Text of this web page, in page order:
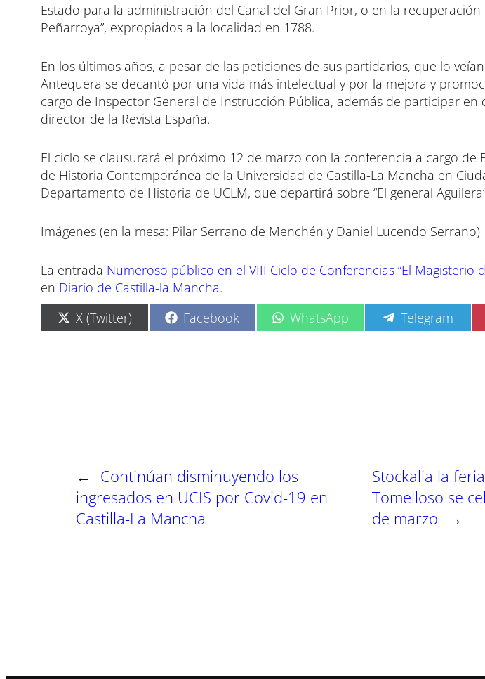
Estado para la administración del Canal del Gran Prior, o en la recuperación
Peñarroya”, expropiados a la localidad en 1788.
En los últimos años, a pesar de las peticiones de sus partidarios, que lo
Antequera se decantó por una vida más intelectual y por la mejora y
cargo de Inspector General de Instrucción Pública, además de participar en
director de la Revista España.
El ciclo se clausurará el próximo 12 de marzo con la conferencia a cargo de
de Historia Contemporánea de la Universidad de Castilla-La Mancha en
Departamento de Historia de UCLM, que departirá sobre “El general
Imágenes (en la mesa: Pilar Serrano de Menchén y Daniel Lucendo Serrano)
La entrada Numeroso público en el VIII Ciclo de Conferencias “El Magisterio
en Diario de Castilla-la Mancha.
C
o
X (Twitter) C
o
Facebook C
o
WhatsApp C
o
Telegram
← Continúan disminuyendo los
ingresados en UCIS por Covid-19 en
Castilla-La Mancha
Stockalia la
Tomelloso se
de marzo →